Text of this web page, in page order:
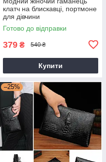
клатч на блискавці, портмоне
для дівчини
Готово до відправки
379 ₴ 540 ₴
Купити
–25%